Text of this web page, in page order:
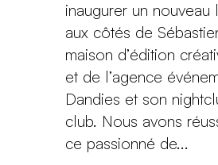
inaugurer un
aux côtés de
maison d’édition
et de l’agence
Dandies et son
club. Nous avons
ce passionné de...